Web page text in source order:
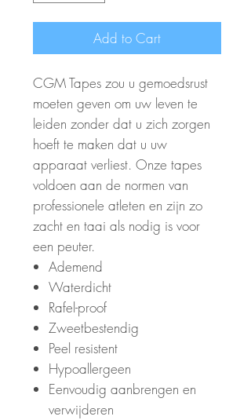
Add to Cart
CGM Tapes zou u gemoedsrust
moeten geven om uw leven te
leiden zonder dat u zich zorgen
hoeft te maken dat u uw
apparaat verliest. Onze tapes
voldoen aan de normen van
professionele atleten en zijn zo
zacht en taai als nodig is voor
een peuter.
Ademend
Waterdicht
Rafel-proof
Zweetbestendig
Peel resistent
Hypoallergeen
Eenvoudig aanbrengen en
verwijderen